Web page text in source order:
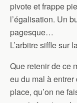
pivote et frappe
l’égalisation. Un
pagesque…
L’arbitre siffle sur
Que retenir de ce
eu du mal à entrer
place, qu’on ne